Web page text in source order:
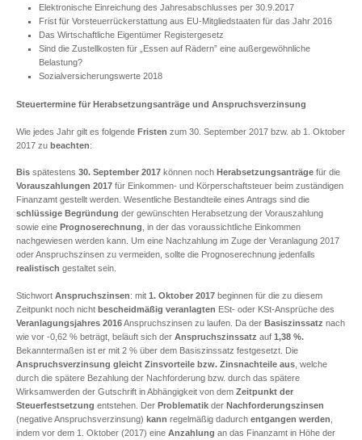
Elektronische Einreichung des Jahresabschlusses per 30.9.2017
Frist für Vorsteuerrückerstattung aus EU-Mitgliedstaaten für das Jahr 2016
Das Wirtschaftliche Eigentümer Registergesetz
Sind die Zustellkosten für „Essen auf Rädern” eine außergewöhnliche
Belastung?
Sozialversicherungswerte 2018
Steuertermine für Herabsetzungsanträge und Anspruchsverzinsung
Wie jedes Jahr gilt es folgende Fristen zum 30. September 2017 bzw. ab 1. Oktober
2017 zu beachten:
Bis spätestens 30. September 2017 können noch Herabsetzungsanträge für die
Vorauszahlungen 2017 für Einkommen- und Körperschaftsteuer beim zuständigen
Finanzamt gestellt werden. Wesentliche Bestandteile eines Antrags sind die
schlüssige Begründung der gewünschten Herabsetzung der Vorauszahlung
sowie eine Prognoserechnung , in der das voraussichtliche Einkommen
nachgewiesen werden kann. Um eine Nachzahlung im Zuge der Veranlagung 2017
oder Anspruchszinsen zu vermeiden, sollte die Prognoserechnung jedenfalls
realistisch gestaltet sein.
Stichwort Anspruchszinsen: mit 1. Oktober 2017 beginnen für die zu diesem
Zeitpunkt noch nicht bescheidmäßig veranlagten ESt- oder KSt-Ansprüche des
Veranlagungsjahres 2016Anspruchszinsen zu laufen. Da der Basiszinssatz nach
wie vor -0,62 % beträgt, beläuft sich der Anspruchszinssatz auf 1,38 %.
Bekanntermaßen ist er mit 2 % über dem Basiszinssatz festgesetzt. Die
Anspruchsverzinsung gleicht Zinsvorteile bzw. Zinsnachteile aus , welche
durch die spätere Bezahlung der Nachforderung bzw. durch das spätere
Wirksamwerden der Gutschrift in Abhängigkeit von dem Zeitpunkt der
Steuerfestsetzung entstehen. Der Problematik der Nachforderungszinsen
(negative Anspruchsverzinsung) kann regelmäßig dadurch entgangen werden
indem vor dem 1. Oktober (2017) eine Anzahlung an das Finanzamt in Höhe der